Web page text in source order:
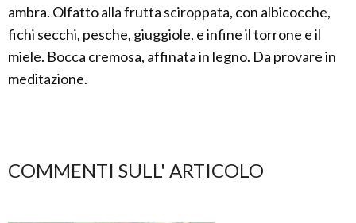
ambra. Olfatto alla frutta sciroppata, con albicocche,
fichi secchi, pesche, giuggiole, e infine il torrone e il
miele. Bocca cremosa, affinata in legno. Da provare in
meditazione.
COMMENTI SULL' ARTICOLO